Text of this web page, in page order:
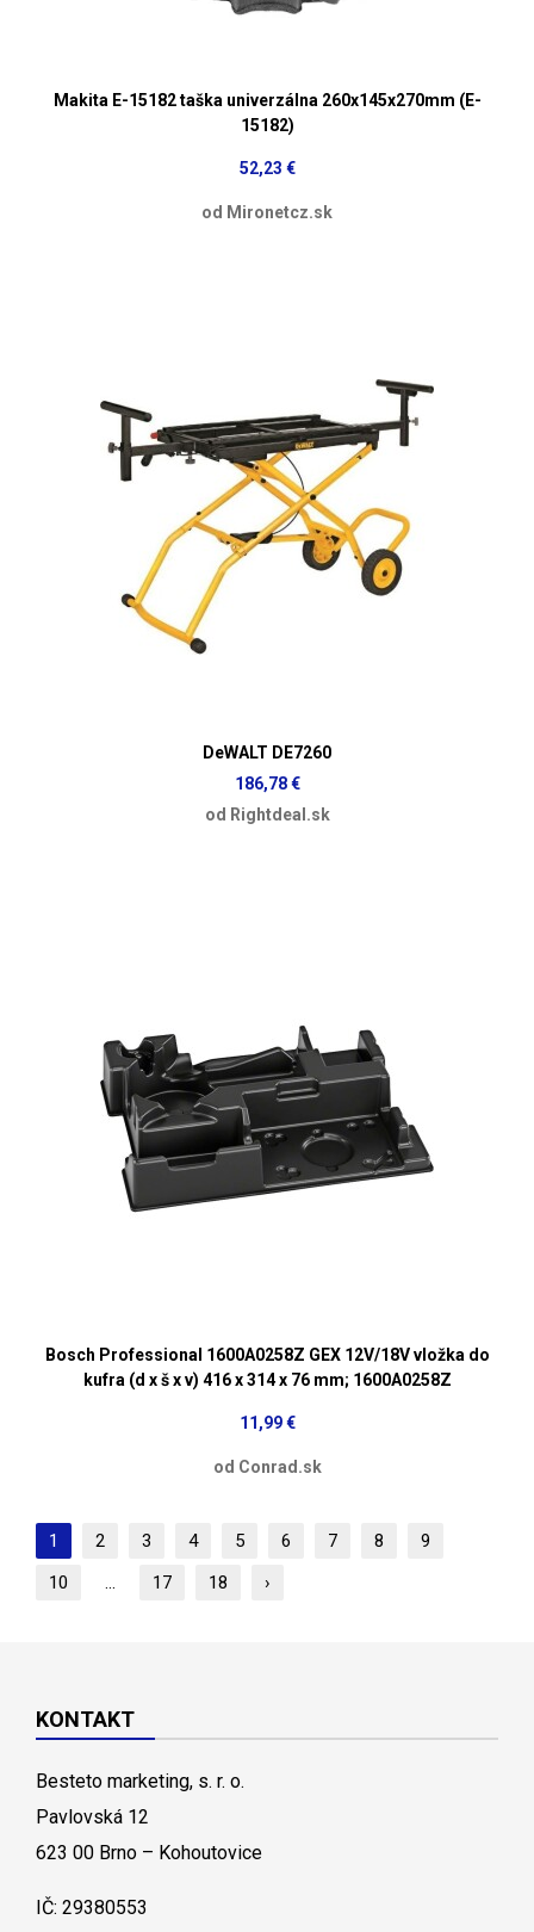
Makita E-15182 taška univerzálna 260x145x270mm (E-
15182)
52,23 €
od Mironetcz.sk
DeWALT DE7260
186,78 €
od Rightdeal.sk
Bosch Professional 1600A0258Z GEX 12V/18V vložka do
kufra (d x š x v) 416 x 314 x 76 mm; 1600A0258Z
11,99 €
od Conrad.sk
1 2 3 4 5 6 7 8
9
10
... 17 18 ›
KONTAKT
Besteto marketing, s. r. o.
Pavlovská 12
623 00 Brno – Kohoutovice
IČ: 29380553